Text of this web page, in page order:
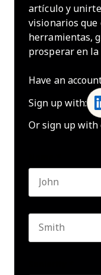
artículo y
visionarios que
herramientas,
prosperar en la
Have an
Sign up with:
Or sign up with